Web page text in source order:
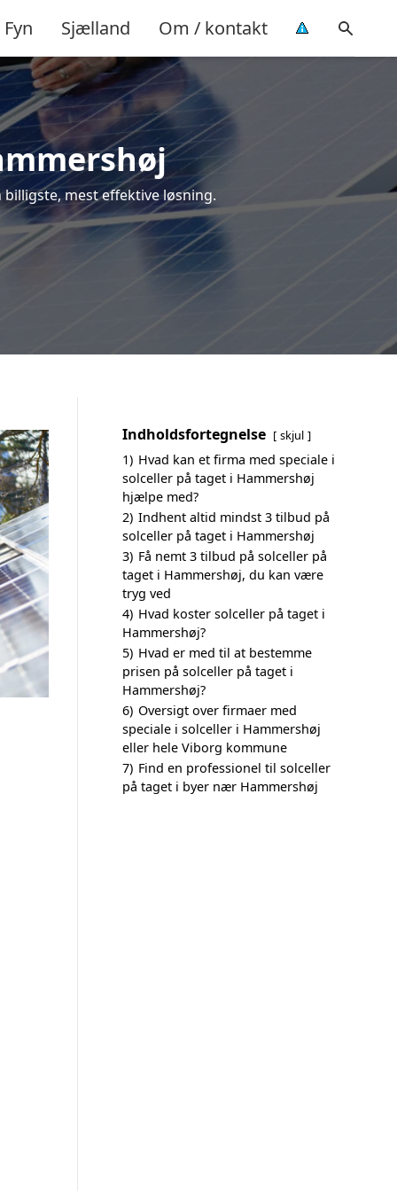
Fyn Sjælland Om / kontakt
mest effektive løsning.
Indholdsfortegnelse skjul
1) Hvad kan et firma med speciale i
solceller på taget i Hammershøj
hjælpe med?
2) Indhent altid mindst 3 tilbud på
solceller på taget i Hammershøj
3) Få nemt 3 tilbud på solceller på
taget i Hammershøj, du kan være
tryg ved
4) Hvad koster solceller på taget i
Hammershøj?
5) Hvad er med til at bestemme
prisen på solceller på taget i
Hammershøj?
6) Oversigt over firmaer med
speciale i solceller i Hammershøj
eller hele Viborg kommune
7) Find en professionel til solceller
på taget i byer nær Hammershøj